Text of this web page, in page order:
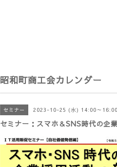
昭和町商工会カレンダー
セミナー 2023-10-25 (水) 14:00～16:00
セミナー：スマホ＆SNS時代の企